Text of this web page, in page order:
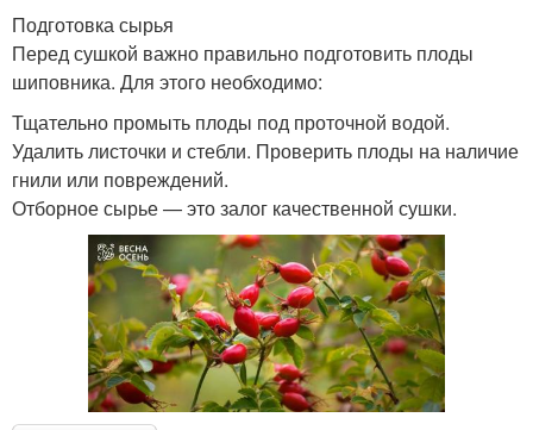
Подготовка сырья
Перед сушкой важно правильно подготовить плоды
шиповника. Для этого необходимо:
Тщательно промыть плоды под проточной водой.
Удалить листочки и стебли. Проверить плоды на наличие
гнили или повреждений.
Отборное сырье — это залог качественной сушки.